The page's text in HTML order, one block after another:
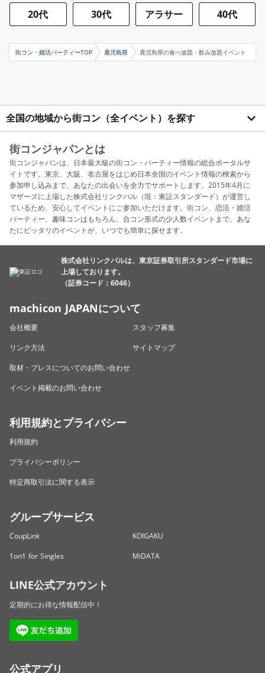
20代 30代 アラサー 40代
街コン・婚活パーティーTOP 鹿児島県 鹿児島県の食べ放題・飲み放題イベント
全国の地域から街コン（全イベント）を探す
街コンジャパンとは
街コンジャパンは、日本最大級の街コン・パーティー情報の総合ポータルサ
イトです。東京、大阪、名古屋をはじめ日本全国のイベント情報の検索から
参加申し込みまで、あなたの出会いを全力でサポートします。2015年4月に
マザーズに上場した株式会社リンクバル（現：東証スタンダード）が運営し
ているため、安心してイベントにご参加いただけます。街コン、恋活・婚活
パーティー、趣味コンはもちろん、合コン形式の少人数イベントまで、あな
たにピッタリのイベントが、いつでも簡単に探せます。
株式会社リンクバルは、東京証券取引所スタンダード市場に
上場しております。
（証券コード：6046）
machicon JAPANについて
会社概要
スタッフ募集
リンク方法
サイトマップ
取材・プレスについてのお問い合わせ
イベント掲載のお問い合わせ
利用規約とプライバシー
利用規約
プライバシーポリシー
特定商取引法に関する表示
グループサービス
CoupLink
KOIGAKU
1on1 for Singles
MiDATA
LINE公式アカウント
定期的にお得な情報配信中！
公式アプリ